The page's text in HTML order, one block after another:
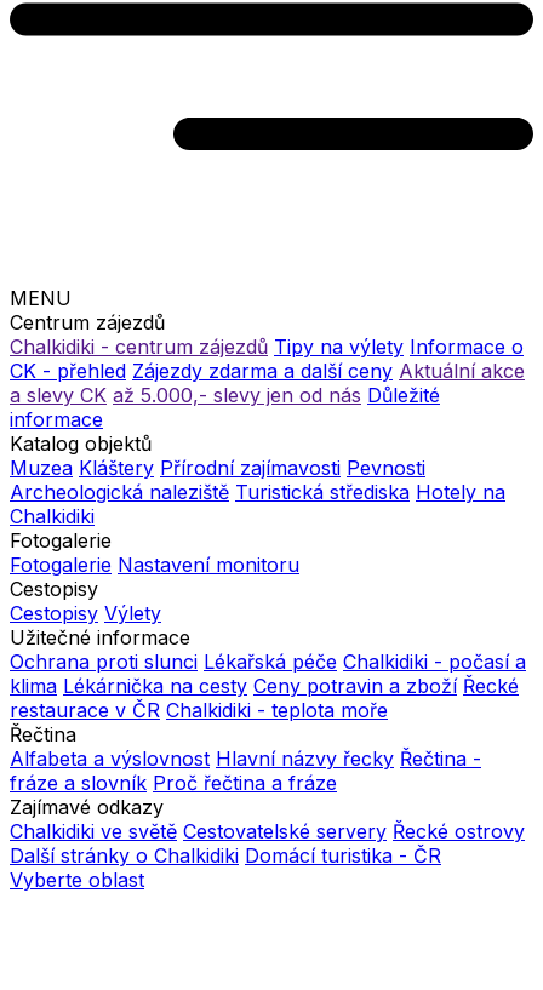
MENU
Centrum zájezdů
Chalkidiki - centrum zájezdů Tipy na výlety Informace o
CK - přehled Zájezdy zdarma a další ceny Aktuální akce
a slevy CK až 5.000,- slevy jen od nás Důležité
informace
Katalog objektů
Muzea Kláštery Přírodní zajímavosti Pevnosti
Archeologická naleziště Turistická střediska Hotely na
Chalkidiki
Fotogalerie
Fotogalerie Nastavení monitoru
Cestopisy
Cestopisy Výlety
Užitečné informace
Ochrana proti slunci Lékařská péče Chalkidiki - počasí a
klima Lékárnička na cesty Ceny potravin a zboží Řecké
restaurace v ČR Chalkidiki - teplota moře
Řečtina
Alfabeta a výslovnost Hlavní názvy řecky Řečtina -
fráze a slovník Proč řečtina a fráze
Zajímavé odkazy
Chalkidiki ve světě Cestovatelské servery Řecké ostrovy
Další stránky o Chalkidiki Domácí turistika - ČR
Vyberte oblast